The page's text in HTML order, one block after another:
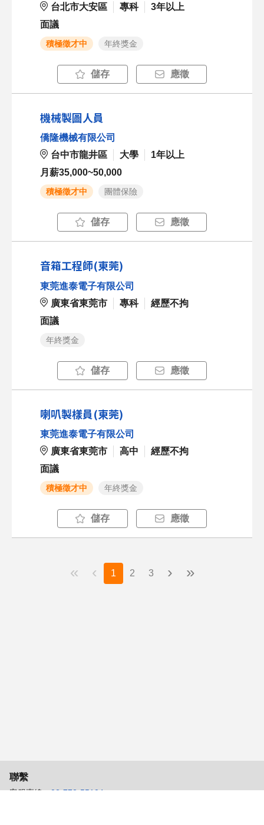
台北市大安區
專科
3年以上
面議
積極徵才中 年終獎金
儲存 應徵
機械製圖人員
僑隆機械有限公司
台中市龍井區
大學
1年以上
月薪35,000~50,000
積極徵才中 團體保險
儲存 應徵
音箱工程師(東莞)
東莞進泰電子有限公司
廣東省東莞市
專科
經歷不拘
面議
年終獎金
儲存 應徵
喇叭製樣員(東莞)
東莞進泰電子有限公司
廣東省東莞市
高中
經歷不拘
面議
積極徵才中 年終獎金
儲存 應徵
« ‹ 1 2 3 › »
聯繫
客服專線：02-772-55104